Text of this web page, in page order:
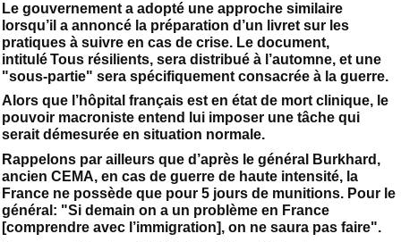
Le gouvernement a adopté une approche similaire
lorsqu’il a annoncé la préparation d’un livret sur les
pratiques à suivre en cas de crise. Le document,
intitulé Tous résilients, sera distribué à l’automne, et une
"sous-partie" sera spécifiquement consacrée à la guerre.
Alors que l’hôpital français est en état de mort clinique, le
pouvoir macroniste entend lui imposer une tâche qui
serait démesurée en situation normale.
Rappelons par ailleurs que d’après le général Burkhard,
ancien CEMA, en cas de guerre de haute intensité, la
France ne possède que pour 5 jours de munitions. Pour le
général: "Si demain on a un problème en France
[comprendre avec l’immigration], on ne saura pas faire".